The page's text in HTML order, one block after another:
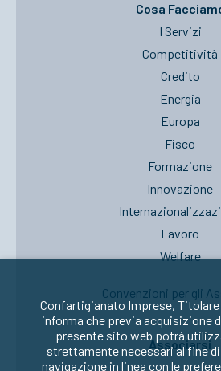
Cosa
I Servizi
Competitività
Credito
Energia
Europa
Fisco
Formazione
Innovazione
Lavoro
Welfare
Convenzioni per gli
Associarsi
Confartigianato Imprese,
informa che previa acquisizione
presente sito web potrà
strettamente necessari al fine
navigazione in linea con le